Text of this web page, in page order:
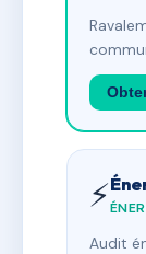
⚡
Audit